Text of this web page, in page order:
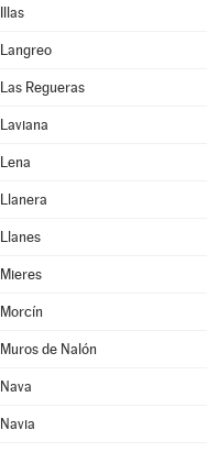
Illas
Langreo
Las Regueras
Laviana
Lena
Llanera
Llanes
Mieres
Morcín
Muros de Nalón
Nava
Navia